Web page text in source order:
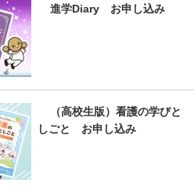
進学Diary お申し込み
（高校生版）看護の学びと
しごと お申し込み